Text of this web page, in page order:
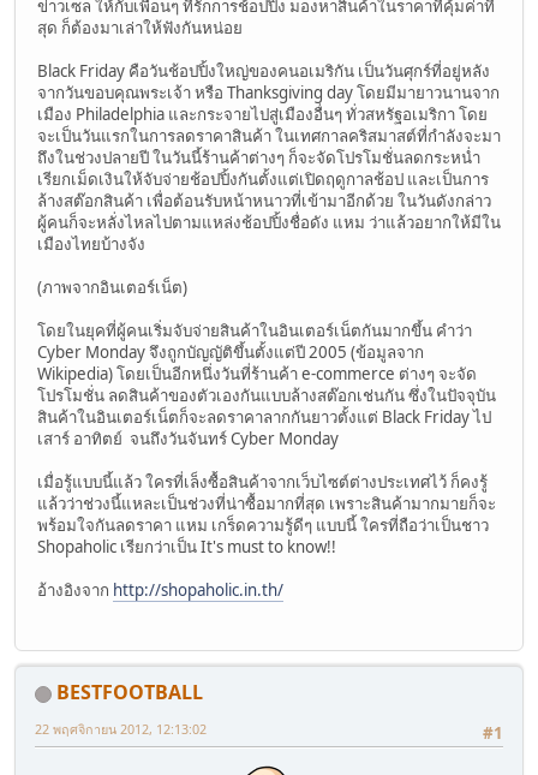
ข่าวเซล ให้กับเพื่อนๆ ที่รักการช้อปปิ้ง มองหาสินค้าในราคาที่คุ้มค่าที่
สุด ก็ต้องมาเล่าให้ฟังกันหน่อย
Black Friday คือวันช้อปปิ้งใหญ่ของคนอเมริกัน เป็นวันศุกร์ที่อยู่หลัง
จากวันขอบคุณพระเจ้า หรือ Thanksgiving day โดยมีมายาวนานจาก
เมือง Philadelphia และกระจายไปสู่เมืองอื่นๆ ทั่วสหรัฐอเมริกา โดย
จะเป็นวันแรกในการลดราคาสินค้า ในเทศกาลคริสมาสต์ที่กำลังจะมา
ถึงในช่วงปลายปี ในวันนี้ร้านค้าต่างๆ ก็จะจัดโปรโมชั่นลดกระหน่ำ
เรียกเม็ดเงินให้จับจ่ายช้อปปิ้งกันตั้งแต่เปิดฤดูกาลช้อป และเป็นการ
ล้างสต๊อกสินค้า เพื่อต้อนรับหน้าหนาวที่เข้ามาอีกด้วย ในวันดังกล่าว
ผู้คนก็จะหลั่งไหลไปตามแหล่งช้อปปิ้งชื่อดัง แหม ว่าแล้วอยากให้มีใน
เมืองไทยบ้างจัง
(ภาพจากอินเตอร์เน็ต)
โดยในยุคที่ผู้คนเริ่มจับจ่ายสินค้าในอินเตอร์เน็ตกันมากขึ้น คำว่า
Cyber Monday จึงถูกบัญญัติขึ้นตั้งแต่ปี 2005 (ข้อมูลจาก
Wikipedia) โดยเป็นอีกหนึ่งวันที่ร้านค้า e-commerce ต่างๆ จะจัด
โปรโมชั่น ลดสินค้าของตัวเองกันแบบล้างสต๊อกเช่นกัน ซึ่งในปัจจุบัน
สินค้าในอินเตอร์เน็ตก็จะลดราคาลากกันยาวตั้งแต่ Black Friday ไป
เสาร์ อาทิตย์ จนถึงวันจันทร์ Cyber Monday
เมื่อรู้แบบนี้แล้ว ใครที่เล็งซื้อสินค้าจากเว็บไซต์ต่างประเทศไว้ ก็คงรู้
แล้วว่าช่วงนี้แหละเป็นช่วงที่น่าซื้อมากที่สุด เพราะสินค้ามากมายก็จะ
พร้อมใจกันลดราคา แหม เกร็ดความรู้ดีๆ แบบนี้ ใครที่ถือว่าเป็นชาว
Shopaholic เรียกว่าเป็น It's must to know!!
อ้างอิงจาก http://shopaholic.in.th/
BESTFOOTBALL
#1
22 พฤศจิกายน 2012, 12:13:02